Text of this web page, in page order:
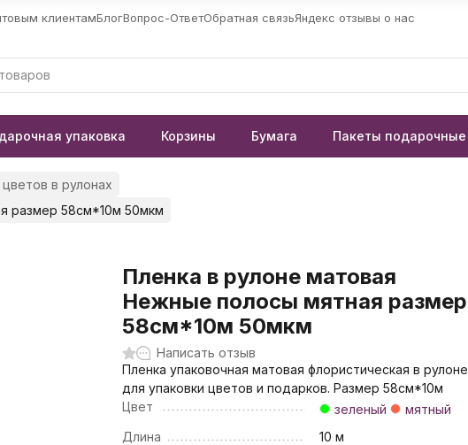
клиентамБлогВопрос-ОтветОбратная связьЯндекс отзывы о нас
упаковка Корзины Бумага Пакеты подарочные
в рулонах
размер 58см*10м 50мкм
Пленка в рулоне матовая
Нежные полосы мятная размер
58см*10м 50мкм
Написать отзыв
Пленка упаковочная матовая флористическая в рулоне
для упаковки цветов и подарков. Размер 58см*10м
Цвет
зеленый
мятный
Длина
10 м